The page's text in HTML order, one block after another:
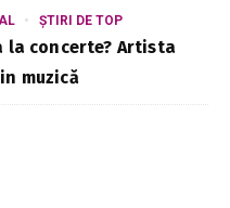
ȘTIRI DE TOP
la concerte? Artista
muzică